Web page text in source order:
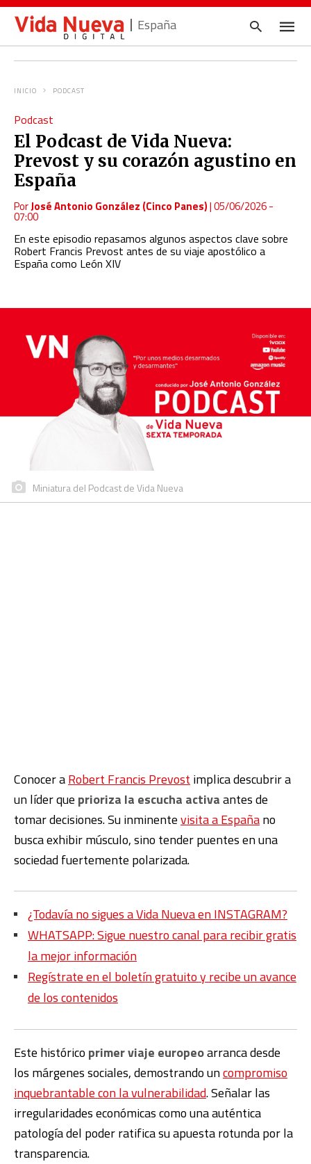
España
pulsa
en
INICIO PODCAST
Podcast
El Podcast de Vida Nueva:
Prevost y su corazón agustino en
España
PorJosé Antonio González (Cinco Panes)|05/06/2026 -
07:00
En este episodio repasamos algunos aspectos clave sobre
Robert Francis Prevost antes de su viaje apostólico a
España como León XIV
Miniatura del Podcast de Vida Nueva
Conocer aRobert Francis Prevostimplica descubrir a
un líder que prioriza la escucha activaantes de
tomar decisiones. Su inminentevisita a Españano
busca exhibir músculo, sino tender puentes en una
sociedad fuertemente polarizada.
¿Todavía no sigues a Vida Nueva en INSTAGRAM?
WHATSAPP: Sigue nuestro canal para recibir gratis
la mejor información
Regístrate en el boletín gratuito y recibe un avance
de los contenidos
Este histórico primer viaje europeoarranca desde
los márgenes sociales, demostrando uncompromiso
inquebrantable con la vulnerabilidad. Señalar las
irregularidades económicas como una auténtica
patología del poder ratifica su apuesta rotunda por la
transparencia.